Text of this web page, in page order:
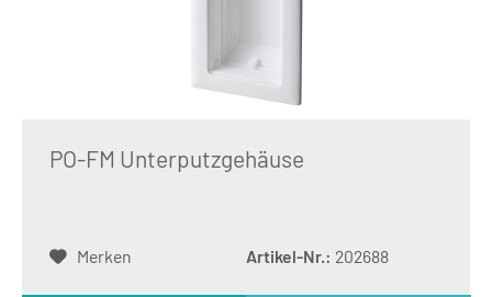
PO-FM Unterputzgehäuse
Merken Artikel-Nr.: 202688